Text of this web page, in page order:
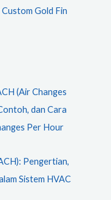
Gold Fin
(Air Changes
dan Cara
Per Hour
Pengertian,
Sistem HVAC